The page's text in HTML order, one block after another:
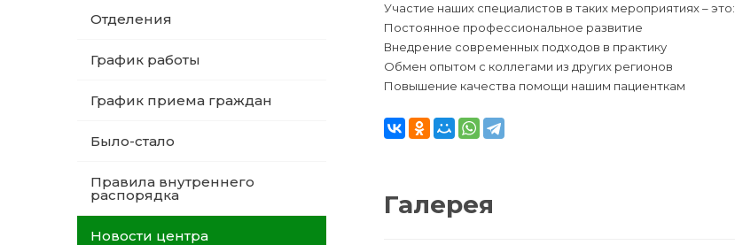
Отделения
График работы
График приема граждан
Было-стало
Правила внутреннего
распорядка
Новости центра
Участие наших специалистов в таких мероприятиях – это:
Постоянное профессиональное развитие
Внедрение современных подходов в практику
Обмен опытом с коллегами из других регионов
Повышение качества помощи нашим пациенткам
Галерея